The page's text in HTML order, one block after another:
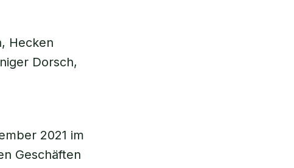
Hecken
Dorsch,
2021 im
Geschäften